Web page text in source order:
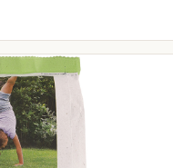
22,95